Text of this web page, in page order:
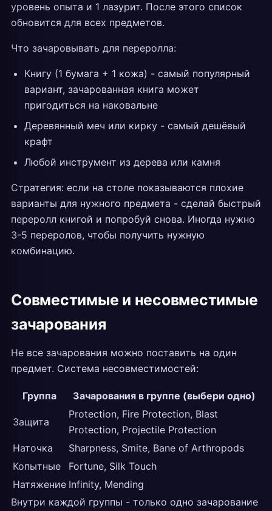
уровень опыта и 1 лазурит. После этого список
обновится для всех предметов.
Что зачаровывать для переролла:
Книгу (1 бумага + 1 кожа) - самый популярный
вариант, зачарованная книга может
пригодиться на наковальне
Деревянный меч или кирку - самый дешёвый
крафт
Любой инструмент из дерева или камня
Стратегия: если на столе показываются плохие
варианты для нужного предмета - сделай быстрый
переролл книгой и попробуй снова. Иногда нужно
3-5 переролов, чтобы получить нужную
комбинацию.
Совместимые и несовместимые
зачарования
Не все зачарования можно поставить на один
предмет. Система несовместимостей:
Группа Зачарования в группе (выбери одно)
Защита
Protection, Fire Protection, Blast
Protection, Projectile Protection
Наточка
Sharpness, Smite, Bane of Arthropods
Копытные
Fortune, Silk Touch
Натяжение Infinity, Mending
Внутри каждой группы - только одно зачарование